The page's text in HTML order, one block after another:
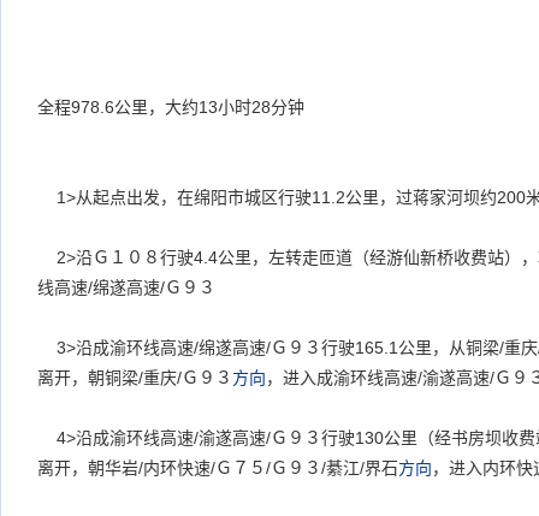
全程978.6公里，大约13小时28分钟
1>从起点出发，在绵阳市城区行驶11.2公里，过蒋家河坝约200
2>沿Ｇ１０８行驶4.4公里，左转走匝道（经游仙新桥收费站）
线高速/绵遂高速/Ｇ９３
3>沿成渝环线高速/绵遂高速/Ｇ９３行驶165.1 公里，从铜梁/重庆
离开，朝铜梁/重庆/Ｇ９３ 方向，进入成渝环线高速/渝遂高速/Ｇ９
4>沿成渝环线高速/渝遂高速/Ｇ９３行驶130公里（经书房坝收
离开，朝华岩/内环快速/Ｇ７５/Ｇ９３/綦江/界石方向，进入内环快